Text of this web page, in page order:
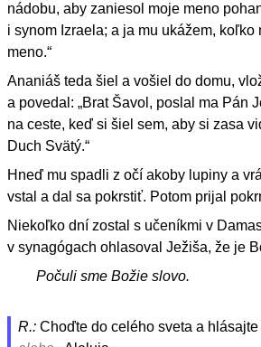
nádobu, aby zaniesol moje meno
i synom Izraela; a ja mu ukážem, koľko
meno.“
Ananiáš teda šiel a vošiel do domu,
a povedal: „Brat Šavol, poslal ma Pán
na ceste, keď si šiel sem, aby si zasa
Duch Svätý.“
Hneď mu spadli z očí akoby lupiny a
vstal a dal sa pokrstiť. Potom prijal
Niekoľko dní zostal s učeníkmi v
v synagógach ohlasoval Ježiša, že je
Počuli sme Božie slovo.
R.: Choďte do celého sveta a